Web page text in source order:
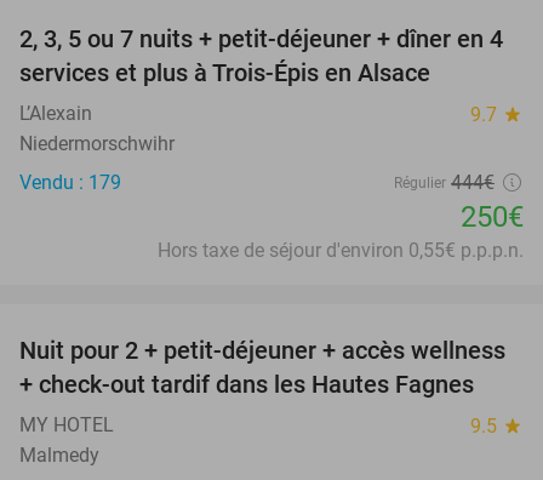
44%
2, 3, 5 ou 7 nuits + petit-déjeuner + dîner en 4
services et plus à Trois-Épis en Alsace
L’Alexain 9.7 star
Niedermorschwihr
Vendu : 179
Régulier 444€
250€
Hors taxe de séjour d'environ 0,55€ p.p.p.n.
32%
Nuit pour 2 + petit-déjeuner + accès wellness
+ check-out tardif dans les Hautes Fagnes
MY HOTEL 9.5 star
Malmedy